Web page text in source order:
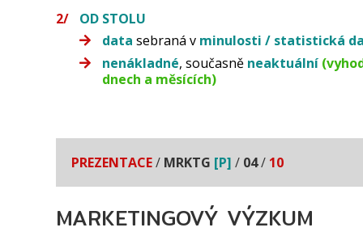
OD STOLU
data sebraná v minulosti / statistická
nenákladné, současně neaktuální
dnech a měsících)
PREZENTACE/ MRKTG [P] / 04/ 10
MARKETINGOVÝ VÝZKUM